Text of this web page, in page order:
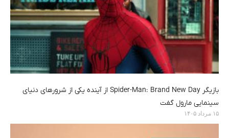
بازیگر Spider-Man: Brand New Day از آینده یکی از شرورهای دنیای
سینمایی مارول گفت
۱۵ مرداد ۱۴۰۵